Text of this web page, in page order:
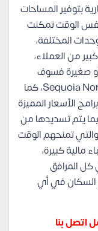
بتوفير المساحات
نفس الوقت تمكنت
المختلفة،
من العملاء،
صغيرة فسوف
يجدون فرصتهم المناسبة في Sequoia North Coast، كما
الأسعار المميزة
يتم تسديدها من
تمنحهم الوقت
كبيرة،
المرافق
السكان في أي
اتصل بنا